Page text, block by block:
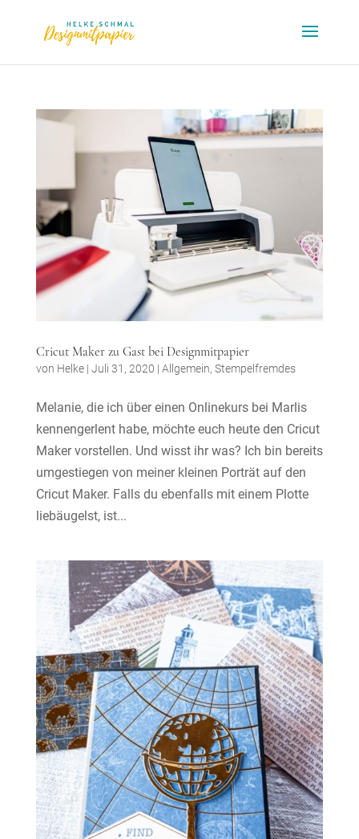
Cricut Maker zu Gast bei Designmitpapier
von Helke| Juli 31, 2020 | Allgemein, Stempelfremdes
Melanie, die ich über einen Onlinekurs bei Marlis
kennengerlent habe, möchte euch heute den Cricut
Maker vorstellen. Und wisst ihr was? Ich bin bereits
umgestiegen von meiner kleinen Porträt auf den
Cricut Maker. Falls du ebenfalls mit einem Plotte
liebäugelst, ist...